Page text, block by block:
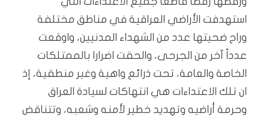
استهدفت الأراضي العراقية في مناطق مختلفة
وراح ضحيتها عدد من الشهداء المدنيين، واوقعت
عدداً آخر من الجرحى، والحقت اضرارا بالممتلكات
الخاصة والعامة، تحت ذرائع واهية وغير منطقية، إذ
ان تلك الاعتداءات هي انتهاكات لسيادة العراق
وحرمة أراضيه وتهديد خطير لأمنه وشعبه، وتتناقض